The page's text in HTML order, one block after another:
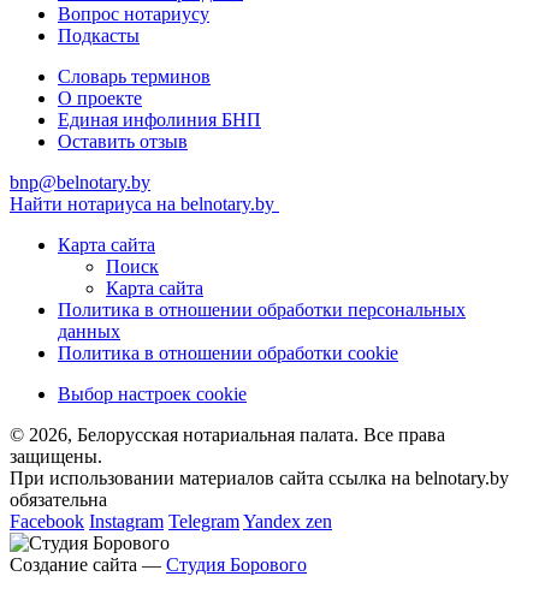
Вопрос нотариусу
Подкасты
Словарь терминов
О проекте
Единая инфолиния БНП
Оставить отзыв
bnp@belnotary.by
Найти нотариуса на belnotary.by
Карта сайта
Поиск
Карта сайта
Политика в отношении обработки персональных
данных
Политика в отношении обработки cookie
Выбор настроек cookie
© 2026, Белорусская нотариальная палата. Все права
защищены.
При использовании материалов сайта ссылка на belnotary.by
обязательна
Facebook Instagram TelegramYandex zen
Создание сайта — Студия Борового